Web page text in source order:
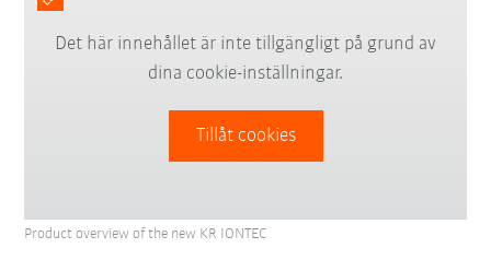
Det här innehållet är inte tillgängligt på grund av
dina cookie-inställningar.
Tillåt cookies
Product overview of the new KR IONTEC